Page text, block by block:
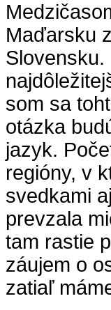
Maďarsku
som sa
otázka
jazyk.
regióny, v
svedkami
prevzala
tam rastie
záujem o
zatiaľ